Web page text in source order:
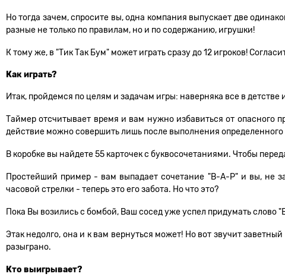
Но тогда зачем, спросите вы, одна компания выпускает две
разные не только по правилам, но и по содержанию, игрушки!
К тому же, в "Тик Так Бум" может играть сразу до 12 игроков!
Как играть?
Итак, пройдемся по целям и задачам игры: наверняка все в
Таймер отсчитывает время и вам нужно избавиться от опасного
действие можно совершить лишь после выполнения определенного
В коробке вы найдете 55 карточек с буквосочетаниями. Чтобы
Простейший пример - вам выпадает сочетание "В-А-Р" и вы, не
часовой стрелки - теперь это его забота. Но что это?
Пока Вы возились с бомбой, Ваш сосед уже успел придумать слово
Этак недолго, она и к вам вернуться может! Но вот звучит
разыграно.
Кто выигрывает?